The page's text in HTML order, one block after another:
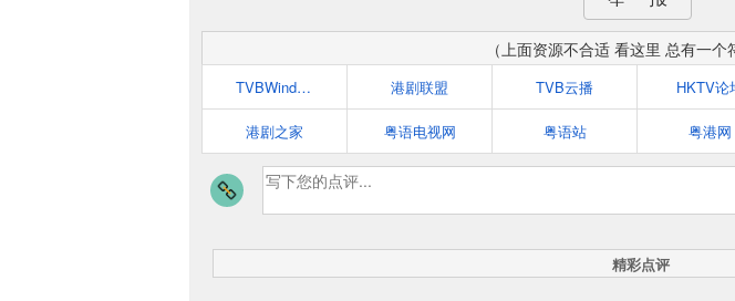
（上面资源不合适 看这里 总有一个
TVBWind港剧网 港剧联盟 TVB云播 HKTV论
港剧之家 粤语电视网 粤语站 粤港网
精彩点评